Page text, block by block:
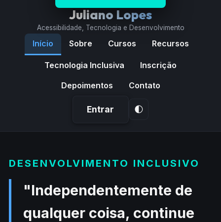
Juliano Lopes
Acessibilidade, Tecnologia e Desenvolvimento
Início Sobre Cursos Recursos
Tecnologia Inclusiva Inscrição
Depoimentos Contato
Entrar 🌓
encontrada.
Redirecionado
DESENVOLVIMENTO INCLUSIVO
Página
Inicial
de
"Independentemente de
qualquer coisa, continue